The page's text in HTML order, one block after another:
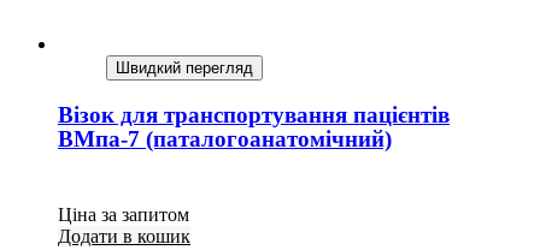
Швидкий перегляд
Візок для транспортування пацієнтів
ВМпа-7 (паталогоанатомічний)
Ціна за запитом
Додати в кошик